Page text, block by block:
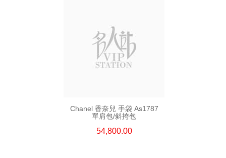
Chanel 香奈兒 手袋 As1787
單肩包/斜挎包
54,800.00